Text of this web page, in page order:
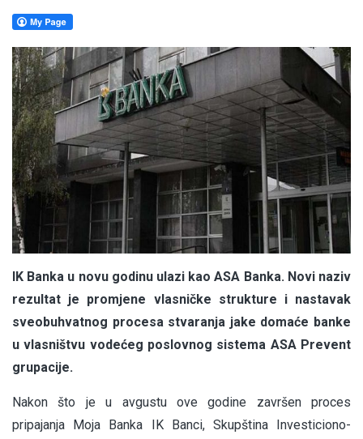
IK Banka u novu godinu ulazi kao ASA Banka. Novi naziv
rezultat je promjene vlasničke strukture i nastavak
sveobuhvatnog procesa stvaranja jake domaće banke
u vlasništvu vodećeg poslovnog sistema ASA Prevent
grupacije.
Nakon što je u avgustu ove godine završen proces
pripajanja Moja Banka IK Banci, Skupština Investiciono-